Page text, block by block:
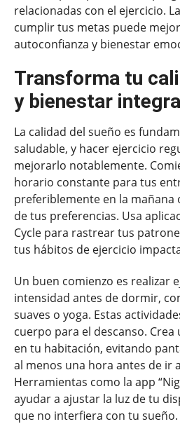
relacionadas con el ejercicio.
cumplir tus metas puede
autoconfianza y bienestar
Transforma tu
y bienestar integral
La calidad del sueño es
saludable, y hacer ejercicio
mejorarlo notablemente.
horario constante para tus
preferiblemente en la mañana
de tus preferencias. Usa
Cycle para rastrear tus
tus hábitos de ejercicio
Un buen comienzo es realizar
intensidad antes de dormir,
suaves o yoga. Estas
cuerpo para el descanso.
en tu habitación, evitando
al menos una hora antes de ir
Herramientas como la app
ayudar a ajustar la luz de tu
que no interfiera con tu sueño.